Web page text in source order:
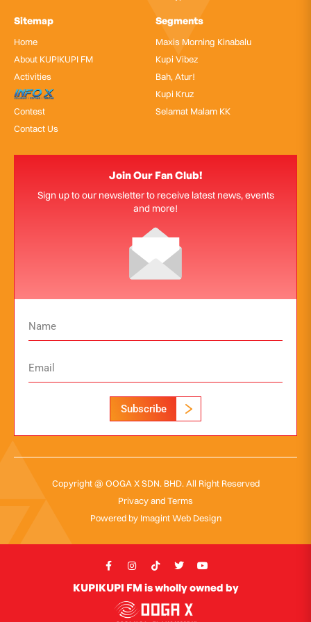
Sitemap
Home
About KUPIKUPI FM
Activities
InfoX
Contest
Contact Us
Segments
Maxis Morning Kinabalu
Kupi Vibez
Bah, Atur!
Kupi Kruz
Selamat Malam KK
Join Our Fan Club!
Sign up to our newsletter to receive latest news, events
and more!
Subscribe
Copyright @ OOGA X SDN. BHD. All Right Reserved
Privacy and Terms
Powered by Imagint Web Design
KUPIKUPI FM is wholly owned by